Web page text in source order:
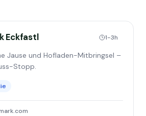
Eckfastl 1-3h
Jause und Hofladen-Mitbringsel –
Stopp.